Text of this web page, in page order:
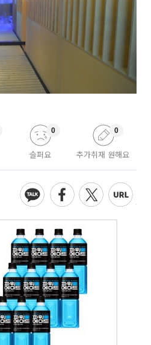
슬퍼요
0
추가취재 원해요
0